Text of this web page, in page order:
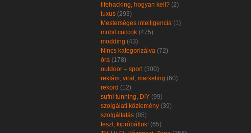
lifehacking, hogyan kell? (2)
luxus (293)
Mesterséges intelligencia (1)
mobil cuccok (475)
modding (43)
Nincs kategorizálva (72)
óra (178)
outdoor – sport (300)
reklám, viral, marketing (60)
rekord (12)
sufni tunning, DIY (99)
szolgálati közlemény (39)
szolgáltatás (85)
teszt, kipróbáltuk! (65)